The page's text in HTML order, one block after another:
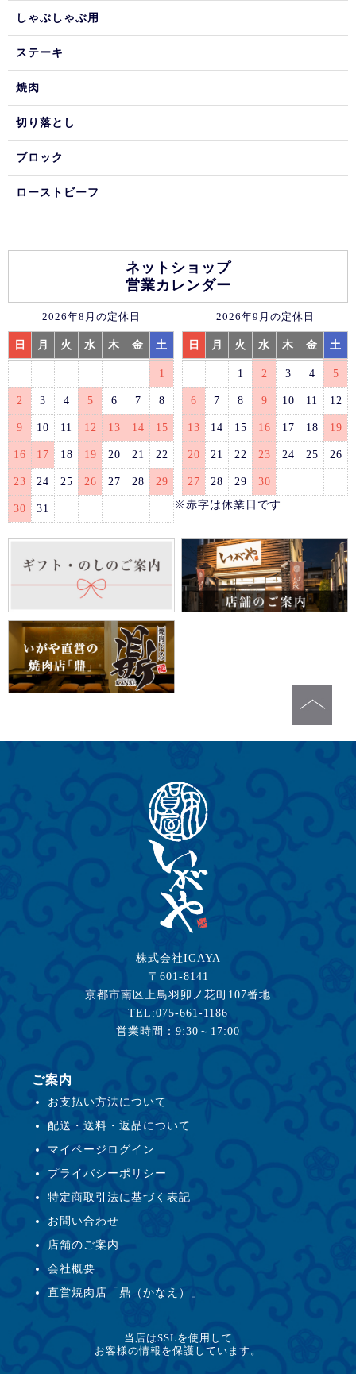
しゃぶしゃぶ用
ステーキ
焼肉
切り落とし
ブロック
ローストビーフ
ネットショップ
営業カレンダー
2026年8月の定休日
日 月 火 水 木 金 土
1
2 3 4 5 6 7 8
9 10 11 12 13 14 15
16 17 18 19 20 21 22
23 24 25 26 27 28 29
30 31
2026年9月の定休日
日 月 火 水 木 金 土
1 2 3 4 5
6 7 8 9 10 11 12
13 14 15 16 17 18 19
20 21 22 23 24 25 26
27 28 29
30
※赤字は休業日です
株式会社IGAYA
〒601-8141
京都市南区上鳥羽卯ノ花町107番地
TEL:075-661-1186
営業時間：9:30～17:00
ご案内
お支払い方法について
配送・送料・返品について
マイページログイン
プライバシーポリシー
特定商取引法に基づく表記
お問い合わせ
店舗のご案内
会社概要
直営焼肉店「鼎（かなえ）」
当店はSSLを使用して
お客様の情報を保護しています。